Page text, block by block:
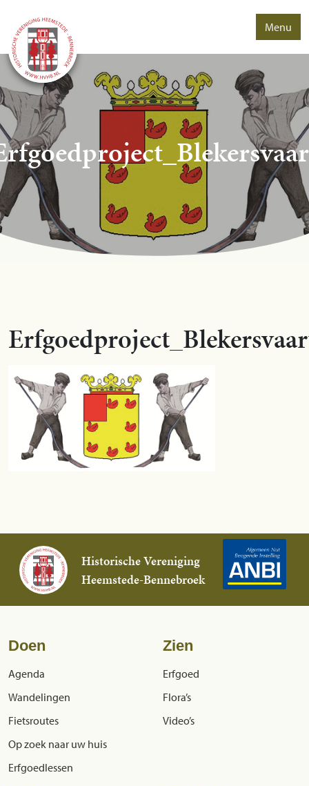
Menu
Historische Vereniging
Heemstede-Bennebroek
Doen
Agenda
Wandelingen
Fietsroutes
Op zoek naar uw huis
Erfgoedlessen
Zien
Erfgoed
Flora’s
Video’s